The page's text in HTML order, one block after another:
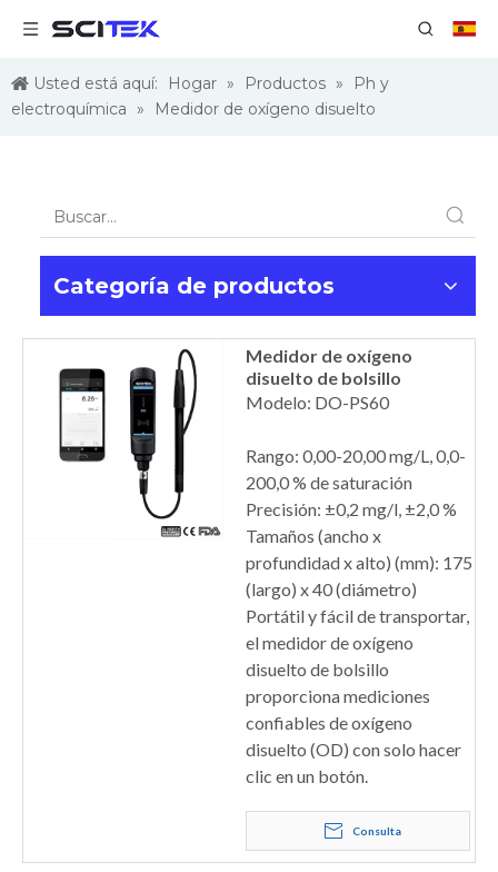
Usted está aquí: Hogar » Productos »
Ph y
electroquímica » Medidor de oxígeno disuelto
Categoría de productos
Medidor de oxígeno
disuelto de bolsillo
Modelo: DO-PS60
Rango: 0,00-20,00 mg/L, 0,0-
200,0 % de saturación
Precisión: ±0,2 mg/l, ±2,0 %
Tamaños (ancho x
profundidad x alto) (mm): 175
(largo) x 40 (diámetro)
Portátil y fácil de transportar,
el medidor de oxígeno
disuelto de bolsillo
proporciona mediciones
confiables de oxígeno
disuelto (OD) con solo hacer
clic en un botón.
Consulta